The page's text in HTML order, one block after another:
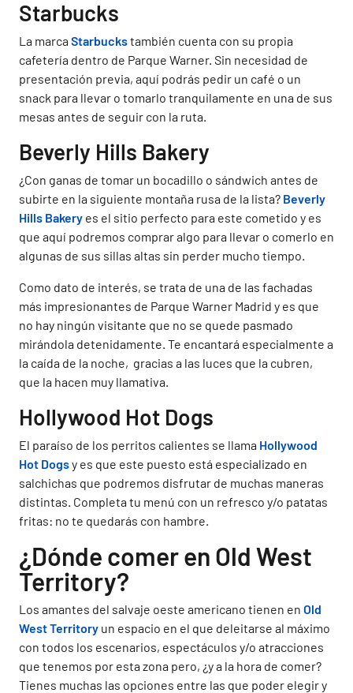
Starbucks
La marcaStarbuckstambién cuenta con su propia
cafetería dentro de Parque Warner. Sin necesidad de
presentación previa, aquí podrás pedir un café o un
snack para llevar o tomarlo tranquilamente en una de sus
mesas antes de seguir con la ruta.
Beverly Hills Bakery
¿Con ganas de tomar un bocadillo o sándwich antes de
subirte en la siguiente montaña rusa de la lista? Beverly
Hills Bakery es el sitio perfecto para este cometido y es
que aquí podremos comprar algo para llevar o comerlo en
algunas de sus sillas altas sin perder mucho tiempo.
Como dato de interés, se trata de una de las fachadas
más impresionantes de Parque Warner Madrid y es que
no hay ningún visitante que no se quede pasmado
mirándola detenidamente. Te encantará especialmente a
la caída de la noche, gracias a las luces que la cubren,
que la hacen muy llamativa.
Hollywood Hot Dogs
El paraíso de los perritos calientes se llama Hollywood
Hot Dogsy es que este puesto está especializado en
salchichas que podremos disfrutar de muchas maneras
distintas. Completa tu menú con un refresco y/o patatas
fritas: no te quedarás con hambre.
¿Dónde comer en Old West
Territory?
Los amantes del salvaje oeste americano tienen en Old
West Territory un espacio en el que deleitarse al máximo
con todos los escenarios, espectáculos y/o atracciones
que tenemos por esta zona pero, ¿y a la hora de comer?
Tienes muchas las opciones entre las que poder elegir y